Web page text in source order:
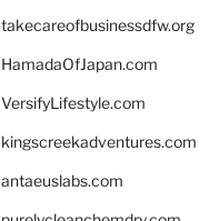
takecareofbusinessdfw.org
HamadaOfJapan.com
VersifyLifestyle.com
kingscreekadventures.com
antaeuslabs.com